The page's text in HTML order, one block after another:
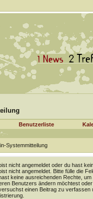
Benutzerliste
Systemmitteilung
nicht angemeldet oder du hast
nicht angemeldet. Bitte fülle die
keine ausreichenden Rechte,
Benutzers ändern möchtest
einen Beitrag zu verfassen